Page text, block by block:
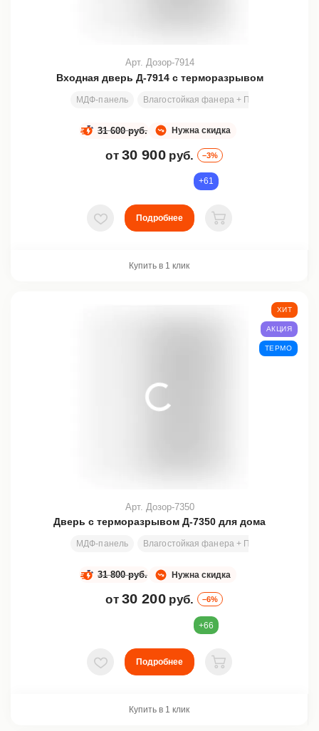
Входная дверь Д-7914 с терморазрывом
МДФ-панель Влагостойкая фанера + ПСЭВ
Арт. Дозор-7914
Нужна скидка
31 600 руб.
от 30 900 руб. –3%
+61
В избранное
Подробнее
В корзину
Купить в 1 клик
Дверь с терморазрывом Д-7350 для дома
МДФ-панель Влагостойкая фанера + ПСЭВ
Арт. Дозор-7350
Нужна скидка
31 800 руб.
от 30 200 руб. –6%
ХИТ
АКЦИЯ
ТЕРМО
+66
В избранное
Подробнее
В корзину
Купить в 1 клик